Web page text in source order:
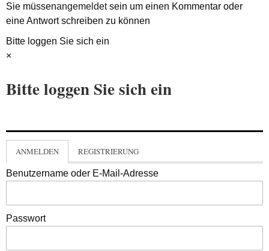
Sie müssenangemeldetsein um einen Kommentar oder
eine Antwort schreiben zu können
Bitte loggen Sie sich ein
×
Bitte loggen Sie sich ein
ANMELDEN REGISTRIERUNG
Benutzername oder E-Mail-Adresse
Passwort